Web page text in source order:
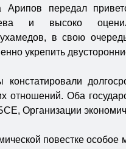
Арипов передал
и высоко
в свою
укрепить
констатировали
отношений. Оба
Организации
повестке особое